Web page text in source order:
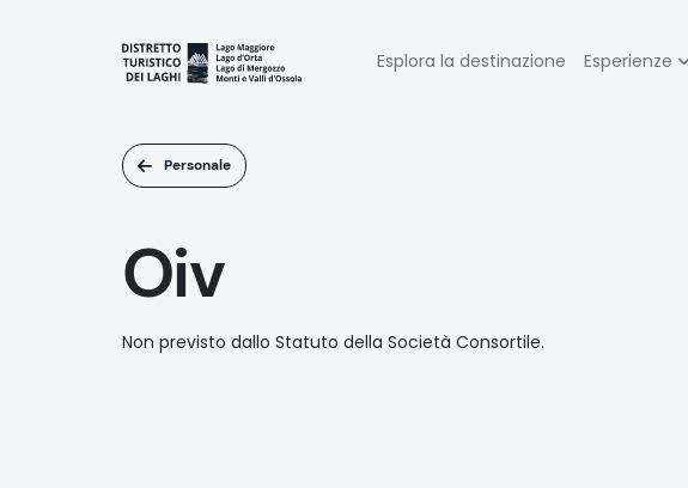
Navigazione
Esplora la destinazione Esperienze
Personale
Oiv
Non previsto dallo Statuto della Società Consortile.